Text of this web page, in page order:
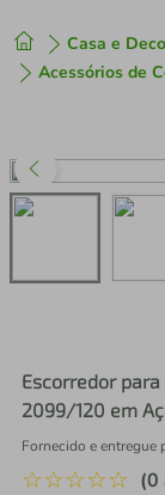
Casa e
Acessórios de
Escorredor
2099/120 em
Fornecido e entregue
☆☆☆☆☆ (0
1º tenis
3º